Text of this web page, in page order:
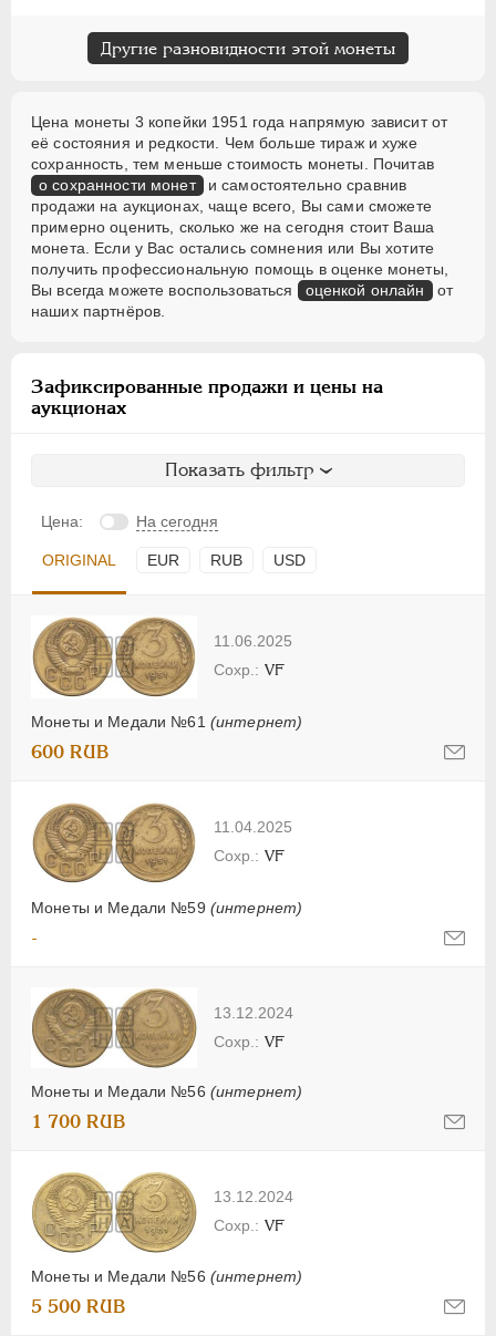
Другие разновидности этой монеты
Цена монеты 3 копейки 1951 года напрямую зависит от
её состояния и редкости. Чем больше тираж и хуже
сохранность, тем меньше стоимость монеты. Почитав
о сохранности монет и самостоятельно сравнив
продажи на аукционах, чаще всего, Вы сами сможете
примерно оценить, сколько же на сегодня стоит Ваша
монета. Если у Вас остались сомнения или Вы хотите
получить профессиональную помощь в оценке монеты,
Вы всегда можете воспользоваться
оценкой онлайн от
наших партнёров.
Зафиксированные продажи и цены на
аукционах
Показать фильтр
Цена: На сегодня
ORIGINAL EUR RUB USD
11.06.2025
Монеты и Медали №61 (интернет)
VF
600 RUB
11.04.2025
Монеты и Медали №59 (интернет)
VF
-
13.12.2024
Монеты и Медали №56 (интернет)
VF
1 700 RUB
13.12.2024
Монеты и Медали №56 (интернет)
VF
5 500 RUB